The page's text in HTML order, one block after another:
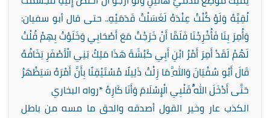
لُقِيَّهُ وَلَوْ كُنْتُ عِنْدَهُ لَغَسَلْتُ قَدَمَيْهِ.. حتى قال أبو سفيان:
وَأُمِرَ بِنَا فَأُخْرِجْنَا فَلَمَّا أَنْ خَرَجْتُ مَعَ أَصْحَابِي وَخَلَوْتُ بِهِمْ قُلْتُ
لَهُمْ لَقَدْ أَمِرَ أَمْرُ ابْنِ أَبِي كَبْشَةَ هَذَا مَلِكُ بَنِي الْأَصْفَرِ يَخَافُهُ
قَالَ أَبُو سُفْيَانَ وَاللَّهِ مَا زِلْتُ ذَلِيلًا مُسْتَيْقِنًا بِأَنَّ أَمْرَهُ سَيَظْهَرُ
حَتَّى أَدْخَلَ اللَّهُ قَلْبِي الْإِسْلَامَ وَأَنَا كَارِهٌ *رواه البخاري
الكذب عار وخير القول أصدقه والحق ما مسه من باطل